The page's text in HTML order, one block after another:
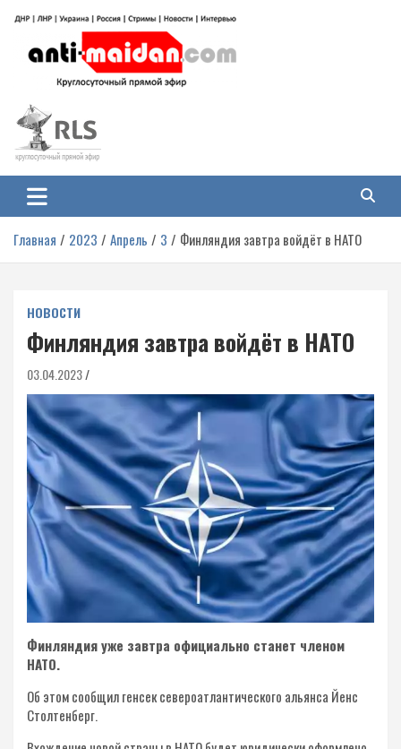
содержимому
Антимайдан: Гражданская война
на Украине
гражданской войне на Украине, включая события в Новороссии, ДНР,
ЛНР и других регионах.
Главная 2023 Апрель 3 Финляндия завтра войдёт в НАТО
НОВОСТИ
Финляндия завтра войдёт в НАТО
03.04.2023
Финляндия уже завтра официально станет членом
НАТО.
Об этом сообщил генсек североатлантического альянса Йенс
Столтенберг.